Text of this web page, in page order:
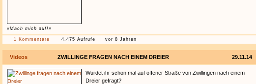
«Mach mich auf!»
1 Kommentare 4.475 Aufrufe vor 8 Jahren
Videos 29.11.14
ZWILLINGE FRAGEN NACH EINEM DREIER
Wurdet ihr schon mal auf offener Straße von Zwillingen nach einem
Dreier gefragt?